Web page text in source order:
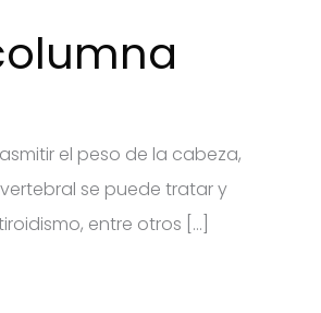
el peso de la cabeza,
se puede tratar y
entre otros […]